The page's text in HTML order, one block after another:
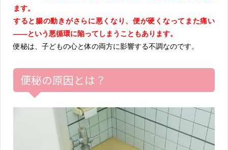
ます。
すると腸の動きがさらに悪くなり、便が硬くなってまた痛い
——という悪循環に陥ってしまうこともあります。
便秘は、子どもの心と体の両方に影響する不調なのです。
便秘の原因とは？